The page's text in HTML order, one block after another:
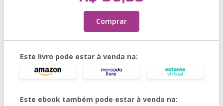
Comprar
Este livro pode estar à venda na:
Este ebook também pode estar à venda na: